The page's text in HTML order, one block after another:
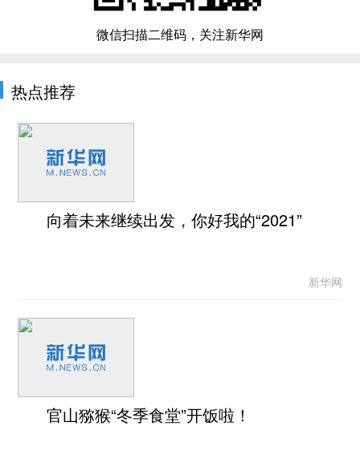
微信扫描二维码，关注新华网
热点推荐
向着未来继续出发，你好我的“2021”
新华网
官山猕猴“冬季食堂”开饭啦！